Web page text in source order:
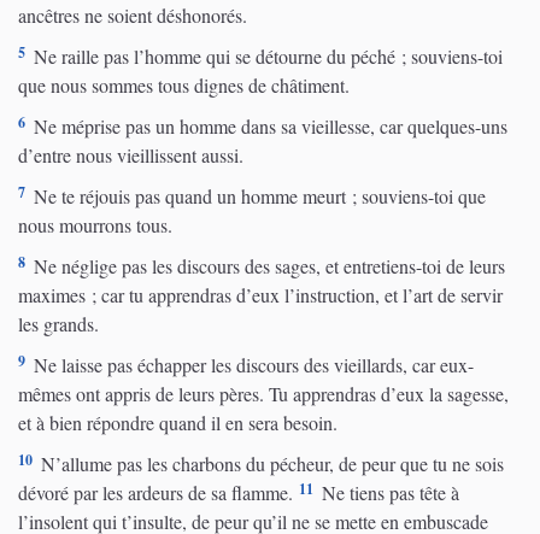
ancêtres ne soient déshonorés.
5 Ne raille pas l’homme qui se détourne du péché ; souviens-toi
que nous sommes tous dignes de châtiment.
6 Ne méprise pas un homme dans sa vieillesse, car quelques-uns
d’entre nous vieillissent aussi.
7 Ne te réjouis pas quand un homme meurt ; souviens-toi que
nous mourrons tous.
8 Ne néglige pas les discours des sages, et entretiens-toi de leurs
maximes ; car tu apprendras d’eux l’instruction, et l’art de servir
les grands.
9 Ne laisse pas échapper les discours des vieillards, car eux-
mêmes ont appris de leurs pères. Tu apprendras d’eux la sagesse,
et à bien répondre quand il en sera besoin.
10 N’allume pas les charbons du pécheur, de peur que tu ne sois
dévoré par les ardeurs de sa flamme. 11 Ne tiens pas tête à
l’insolent qui t’insulte, de peur qu’il ne se mette en embuscade